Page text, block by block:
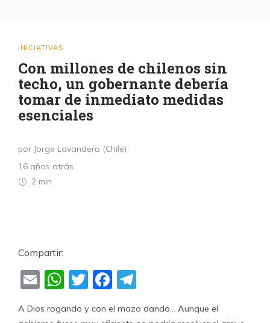
INICIATIVAS
Con millones de chilenos sin
techo, un gobernante debería
tomar de inmediato medidas
esenciales
por Jorge Lavandero (Chile)
16 años atrás
2 min
Compartir:
EmailWhatsApp
TwitterFacebook
A Dios rogando y con el mazo dando… Aunque el